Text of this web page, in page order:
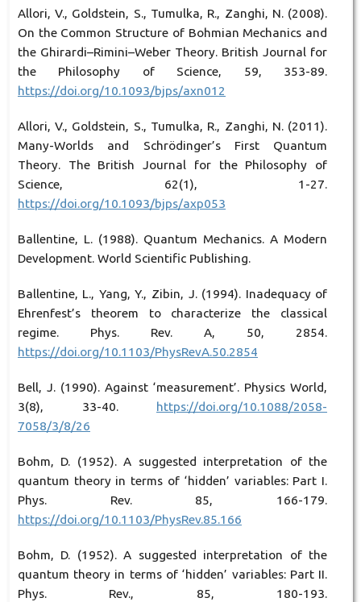
Allori, V., Goldstein, S., Tumulka, R., Zanghi, N. (2008).
On the Common Structure of Bohmian Mechanics and
the Ghirardi–Rimini–Weber Theory. British Journal for
the Philosophy of Science, 59, 353-89.
https://doi.org/10.1093/bjps/axn012
Allori, V., Goldstein, S., Tumulka, R., Zanghi, N. (2011).
Many-Worlds and Schrödinger’s First Quantum
Theory. The British Journal for the Philosophy of
Science, 62(1), 1-27.
https://doi.org/10.1093/bjps/axp053
Ballentine, L. (1988). Quantum Mechanics. A Modern
Development. World Scientific Publishing.
Ballentine, L., Yang, Y., Zibin, J. (1994). Inadequacy of
Ehrenfest’s theorem to characterize the classical
regime. Phys. Rev. A, 50, 2854.
https://doi.org/10.1103/PhysRevA.50.2854
Bell, J. (1990). Against ‘measurement’. Physics World,
3(8), 33-40. https://doi.org/10.1088/2058-
7058/3/8/26
Bohm, D. (1952). A suggested interpretation of the
quantum theory in terms of ‘hidden’ variables: Part I.
Phys. Rev. 85, 166-179.
https://doi.org/10.1103/PhysRev.85.166
Bohm, D. (1952). A suggested interpretation of the
quantum theory in terms of ‘hidden’ variables: Part II.
Phys. Rev., 85, 180-193.